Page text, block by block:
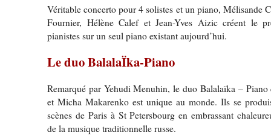
Véritable concerto pour 4 solistes et un piano, Mélisande
Fournier, Hélène Calef et Jean-Yves Aizic créent le
pianistes sur un seul piano existant aujourd’hui.
Le duo BalalaÏka-Piano
Remarqué par Yehudi Menuhin, le duo Balalaïka –
et Micha Makarenko est unique au monde. Ils se
scènes de Paris à St Petersbourg en embrassant
de la musique traditionnelle russe.